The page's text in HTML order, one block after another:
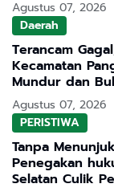
Agustus 07, 2026
Daerah
Terancam
Kecamatan
Mundur dan
WhatsApp ASN
Agustus 07, 2026
PERISTIWA
Tanpa
Penegakan hukum
Selatan Culik